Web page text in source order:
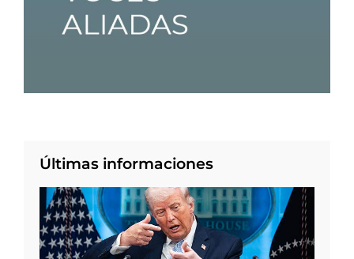
Últimas informaciones